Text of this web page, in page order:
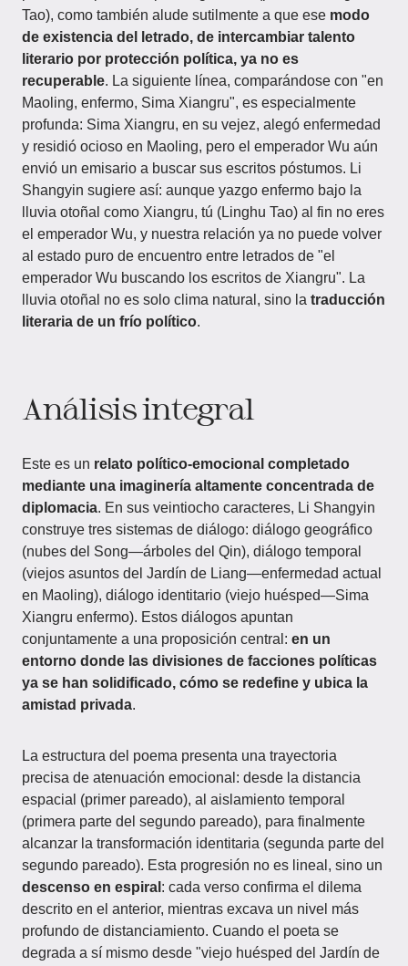
Tao), como también alude sutilmente a que ese modo
de existencia del letrado, de intercambiar talento
literario por protección política, ya no es
recuperable. La siguiente línea, comparándose con "en
Maoling, enfermo, Sima Xiangru", es especialmente
profunda: Sima Xiangru, en su vejez, alegó enfermedad
y residió ocioso en Maoling, pero el emperador Wu aún
envió un emisario a buscar sus escritos póstumos. Li
Shangyin sugiere así: aunque yazgo enfermo bajo la
lluvia otoñal como Xiangru, tú (Linghu Tao) al fin no eres
el emperador Wu, y nuestra relación ya no puede volver
al estado puro de encuentro entre letrados de "el
emperador Wu buscando los escritos de Xiangru". La
lluvia otoñal no es solo clima natural, sino la traducción
literaria de un frío político.
Análisis integral
Este es un relato político-emocional completado
mediante una imaginería altamente concentrada de
diplomacia. En sus veintiocho caracteres, Li Shangyin
construye tres sistemas de diálogo: diálogo geográfico
(nubes del Song—árboles del Qin), diálogo temporal
(viejos asuntos del Jardín de Liang—enfermedad actual
en Maoling), diálogo identitario (viejo huésped—Sima
Xiangru enfermo). Estos diálogos apuntan
conjuntamente a una proposición central: en un
entorno donde las divisiones de facciones políticas
ya se han solidificado, cómo se redefine y ubica la
amistad privada.
La estructura del poema presenta una trayectoria
precisa de atenuación emocional: desde la distancia
espacial (primer pareado), al aislamiento temporal
(primera parte del segundo pareado), para finalmente
alcanzar la transformación identitaria (segunda parte del
segundo pareado). Esta progresión no es lineal, sino un
descenso en espiral : cada verso confirma el dilema
descrito en el anterior, mientras excava un nivel más
profundo de distanciamiento. Cuando el poeta se
degrada a sí mismo desde "viejo huésped del Jardín de